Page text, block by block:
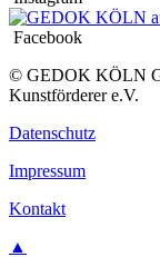
Facebook
© GEDOK KÖLN
Kunstförderer e.V.
Datenschutz
Impressum
Kontakt
▲